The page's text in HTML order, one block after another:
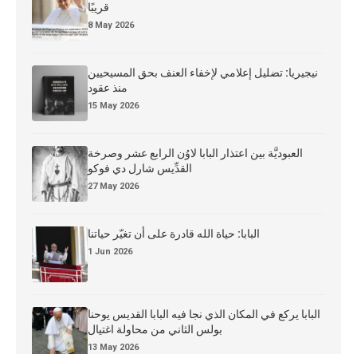
قريبًا
8 May 2026
نيجيريا: تضليل إعلامي لإخفاء العنف بحق المسيحيين
منذ عقود
15 May 2026
العبوديَّة بين اعتذار البابا لاوُن الرابع عشر وصرخة
القدِّيس شارل دي فوكو
27 May 2026
البابا: حياة الله قادرة على أن تغيّر حياتنا
1 Jun 2026
البابا يركع في المكان الذي نجا فيه البابا القديس يوحنا
بولس الثاني من محاولة اغتيال
13 May 2026